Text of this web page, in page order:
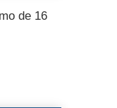
de 16